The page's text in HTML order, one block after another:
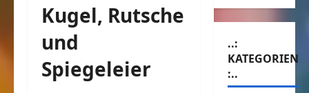
Kugel, Rutsche
und
Spiegeleier
..:
KATEGORIEN
:..